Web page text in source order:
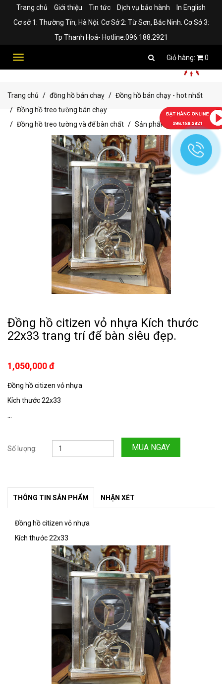
Trang chủ Giới thiệu Tin tức Dịch vụ bảo hành
In English
Cơ sở 1: Thường Tín, Hà Nội. Cơ Sở 2: Từ Sơn, Bắc Ninh. Cơ Sở 3:
Tp Thanh Hoá- Hotline:096.188.2921
Toggle
0
Trang chủ đồng hồ bán chaỵ
Đồng hồ bán chạy - hot nhất
Đồng hồ treo tường bán chạy
Đồng hồ treo tường và để bàn chất
Sản phẩm bán chạy
Đồng hồ citizen vỏ nhựa Kích thước
22x33 trang trí để bàn siêu đẹp.
1,050,000 đ
Đồng hồ citizen vỏ nhựa
Kích thước 22x33
Số lượng: MUA NGAY
THÔNG TIN SẢN PHẨM NHẬN XÉT
Đồng hồ citizen vỏ nhựa
Kích thước 22x33